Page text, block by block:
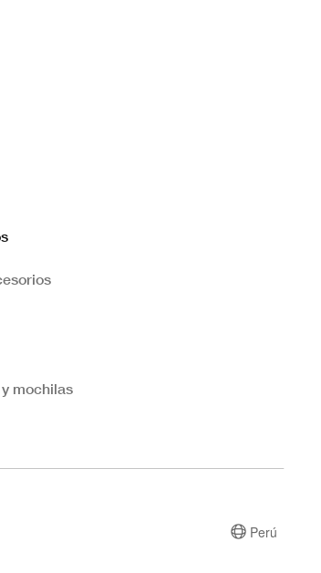
mochilas
Perú